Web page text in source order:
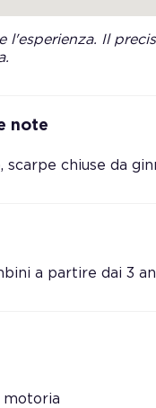
l'esperienza. Il
note
chiuse da
a partire dai 3
motoria